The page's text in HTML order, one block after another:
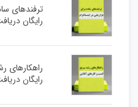
ترفندهای
رایگان
راهکارهای
رایگان